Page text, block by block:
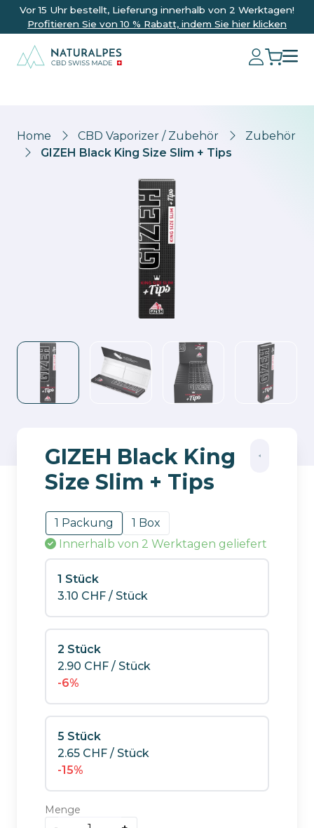
Vor 15 Uhr bestellt, Lieferung innerhalb von 2 Werktagen!
Profitieren Sie von 10 % Rabatt, indem Sie hier klicken
Home CBD Vaporizer / Zubehör
Zubehör
GIZEH Black King Size Slim + Tips
GIZEH Black King
Size Slim + Tips
1 Packung
1 Box
Innerhalb von 2 Werktagen geliefert
1 Stück
3.10 CHF / Stück
2 Stück
2.90 CHF / Stück
-6%
5 Stück
2.65 CHF / Stück
-15%
Menge